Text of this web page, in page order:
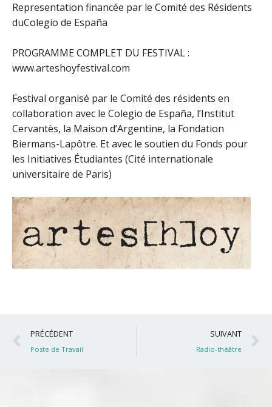
Representation financée par le Comité des Résidents
duColegio de España
PROGRAMME COMPLET DU FESTIVAL :
www.arteshoyfestival.com
Festival organisé par le Comité des résidents en
collaboration avec le Colegio de España, l’Institut
Cervantès, la Maison d’Argentine, la Fondation
Biermans-Lapôtre. Et avec le soutien du Fonds pour
les Initiatives Étudiantes (Cité internationale
universitaire de Paris)
Précédent
PRÉCÉDENT
Poste de Travail
SUIVANT
Radio-théâtre